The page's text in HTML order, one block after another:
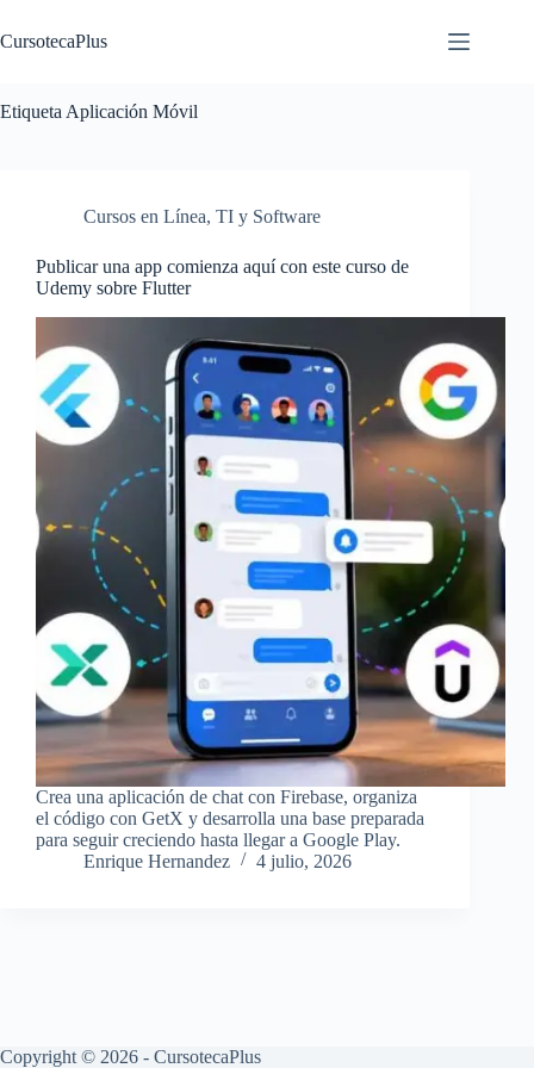
al
contenido
CursotecaPlus
Etiqueta Aplicación Móvil
Cursos en Línea, TI y Software
Publicar una app comienza aquí con este curso de
Udemy sobre Flutter
Crea una aplicación de chat con Firebase, organiza
el código con GetX y desarrolla una base preparada
para seguir creciendo hasta llegar a Google Play.
Enrique Hernandez
4 julio, 2026
Copyright © 2026 - CursotecaPlus